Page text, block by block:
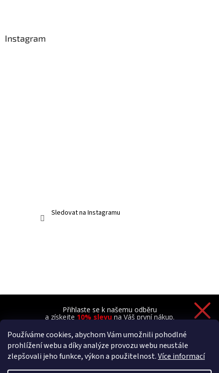
Používáme cookies, abychom Vám umožnili pohodlné
prohlížení webu a díky analýze provozu webu neustále
zlepšovali jeho funkce, výkon a použitelnost.Více informací
Instagram
Sledovat na Instagramu
Přihlaste se k našemu odběru
a získejte 10% slevu na Váš první nákup.
Chci novinky a 10% slevu